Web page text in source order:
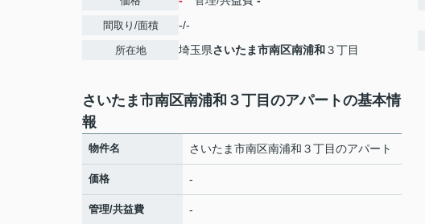
間取り/面積 -/-
所在地 埼玉県さいたま市南区南浦和３丁目
さいたま市南区南浦和３丁目のアパートの基本情
報
物件名 さいたま市南区南浦和３丁目のアパート
価格 -
管理/共益費 -